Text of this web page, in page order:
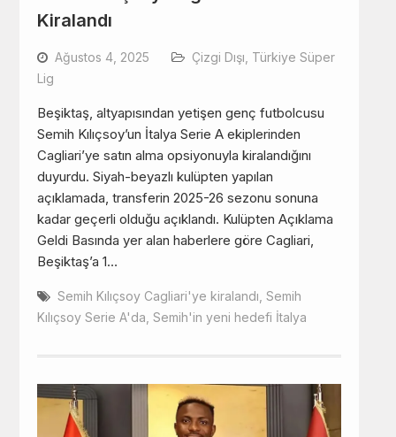
Kiralandı
Ağustos 4, 2025 Çizgi Dışı Türkiye Süper
Lig
Beşiktaş, altyapısından yetişen genç futbolcusu
Semih Kılıçsoy’un İtalya Serie A ekiplerinden
Cagliari’ye satın alma opsiyonuyla kiralandığını
duyurdu. Siyah-beyazlı kulüpten yapılan
açıklamada, transferin 2025-26 sezonu sonuna
kadar geçerli olduğu açıklandı. Kulüpten Açıklama
Geldi Basında yer alan haberlere göre Cagliari,
Beşiktaş’a 1…
Semih Kılıçsoy Cagliari'ye kiralandı Semih
Kılıçsoy Serie A'da Semih'in yeni hedefi İtalya